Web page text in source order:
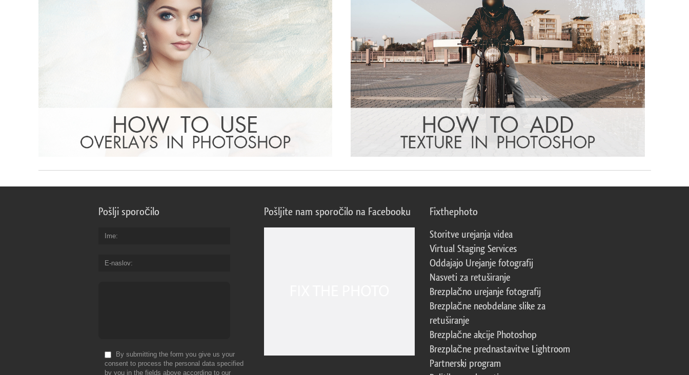
Pošlji sporočilo
Ime
E-naslov
By submitting the form you give us your
consent to process the personal data specified
by you in the fields above according to our
Pošljite nam sporočilo na Facebooku Fixthephoto
Storitve urejanja videa
Virtual Staging Services
Oddajajo Urejanje fotografij
Nasveti za retuširanje
Brezplačno urejanje fotografij
Brezplačne neobdelane slike za
retuširanje
Brezplačne akcije Photoshop
Brezplačne prednastavitve Lightroom
Partnerski program